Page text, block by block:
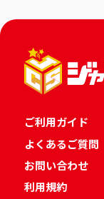
ご利用ガイド
よくあるご質問
お問い合わせ
利用規約